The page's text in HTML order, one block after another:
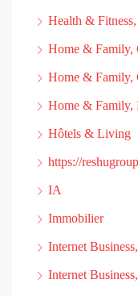
Health &
Home & Family,
Home & Family,
Home & Family,
Hôtels & Living
https://
IA
Immobilier
Internet
Internet